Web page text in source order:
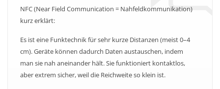
NFC (Near Field Communication = Nahfeldkommunikation)
kurz erklärt:
Es ist eine Funktechnik für sehr kurze Distanzen (meist 0–4
cm). Geräte können dadurch Daten austauschen, indem
man sie nah aneinander hält. Sie funktioniert kontaktlos,
aber extrem sicher, weil die Reichweite so klein ist.